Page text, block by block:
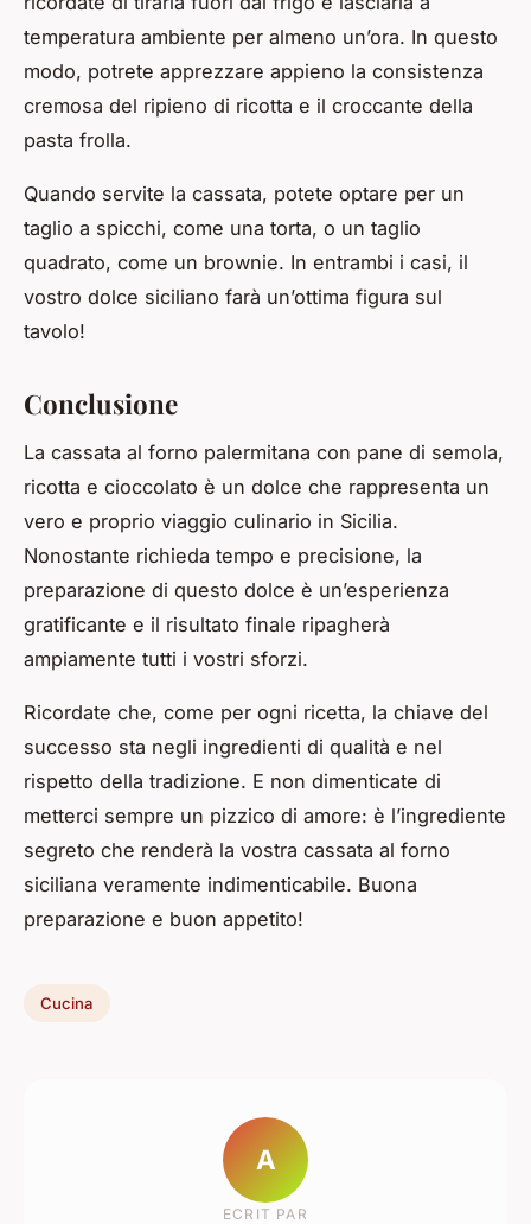
temperatura ambiente per almeno un’ora. In questo
modo, potrete apprezzare appieno la consistenza
cremosa del ripieno di ricotta e il croccante della
pasta frolla.
Quando servite la cassata, potete optare per un
taglio a spicchi, come una torta, o un taglio
quadrato, come un brownie. In entrambi i casi, il
vostro dolce siciliano farà un’ottima figura sul
tavolo!
Conclusione
La cassata al forno palermitana con pane di semola,
ricotta e cioccolato è un dolce che rappresenta un
vero e proprio viaggio culinario in Sicilia.
Nonostante richieda tempo e precisione, la
preparazione di questo dolce è un’esperienza
gratificante e il risultato finale ripagherà
ampiamente tutti i vostri sforzi.
Ricordate che, come per ogni ricetta, la chiave del
successo sta negli ingredienti di qualità e nel
rispetto della tradizione. E non dimenticate di
metterci sempre un pizzico di amore: è l’ingrediente
segreto che renderà la vostra cassata al forno
siciliana veramente indimenticabile. Buona
preparazione e buon appetito!
Cucina
A
ECRIT PAR